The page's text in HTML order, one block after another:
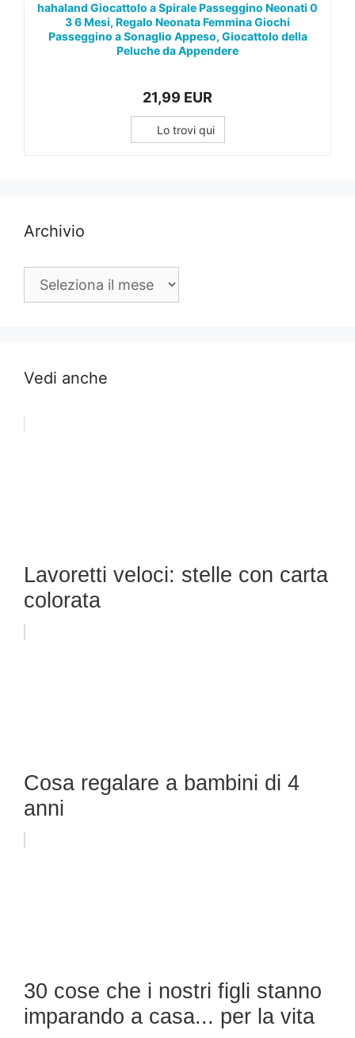
hahaland Giocattolo a Spirale Passeggino Neonati 0
3 6 Mesi, Regalo Neonata Femmina Giochi
Passeggino a Sonaglio Appeso, Giocattolo della
Peluche da Appendere
21,99 EUR
Lo trovi qui
Archivio
Archivio
Vedi anche
Lavoretti veloci: stelle con carta
colorata
Cosa regalare a bambini di 4
anni
30 cose che i nostri figli stanno
imparando a casa... per la vita